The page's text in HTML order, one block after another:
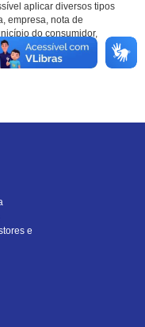
aplicar diversos tipos
empresa, nota de
do consumidor,
e